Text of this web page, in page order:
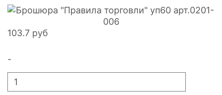
103.7 руб
-